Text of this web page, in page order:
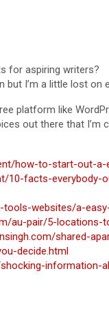
for aspiring writers?
I’m a little lost on
platform like
out there that I’m
how-to-start-out-
10-facts-
tools-websites/a-
au-pair/5-
shared-
decide.html
information-